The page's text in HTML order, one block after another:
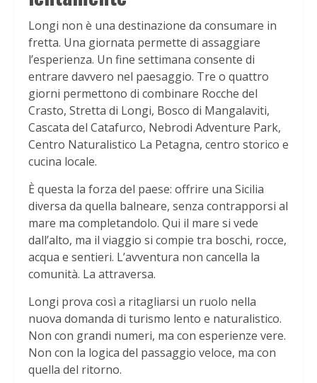
Longi non è una destinazione da consumare in
fretta. Una giornata permette di assaggiare
l’esperienza. Un fine settimana consente di
entrare davvero nel paesaggio. Tre o quattro
giorni permettono di combinare Rocche del
Crasto, Stretta di Longi, Bosco di Mangalaviti,
Cascata del Catafurco, Nebrodi Adventure Park,
Centro Naturalistico La Petagna, centro storico e
cucina locale.
È questa la forza del paese: offrire una Sicilia
diversa da quella balneare, senza contrapporsi al
mare ma completandolo. Qui il mare si vede
dall’alto, ma il viaggio si compie tra boschi, rocce,
acqua e sentieri. L’avventura non cancella la
comunità. La attraversa.
Longi prova così a ritagliarsi un ruolo nella
nuova domanda di turismo lento e naturalistico.
Non con grandi numeri, ma con esperienze vere.
Non con la logica del passaggio veloce, ma con
quella del ritorno.